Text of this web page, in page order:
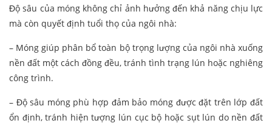
Độ sâu của móng không chỉ ảnh hưởng đến khả năng chịu lực
mà còn quyết định tuổi thọ của ngôi nhà:
– Móng giúp phân bổ toàn bộ trọng lượng của ngôi nhà xuống
nền đất một cách đồng đều, tránh tình trạng lún hoặc nghiêng
công trình.
– Độ sâu móng phù hợp đảm bảo móng được đặt trên lớp đất
ổn định, tránh hiện tượng lún cục bộ hoặc sụt lún do nền đất